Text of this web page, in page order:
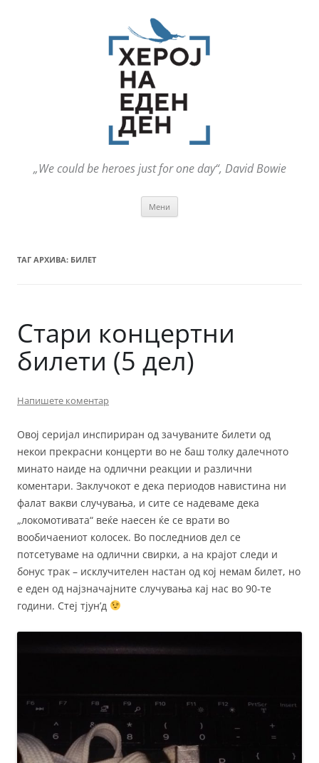
„We could be heroes just for one day“, David Bowie
Мени
ТАГ АРХИВА: БИЛЕТ
Стари концертни
билети (5 дел)
Напишете коментар
Овој серијал инспириран од зачуваните билети од
некои прекрасни концерти во не баш толку далечното
минато наиде на одлични реакции и различни
коментари. Заклучокот е дека периодов навистина ни
фалат вакви случувања, и сите се надеваме дека
„локомотивата“ веќе наесен ќе се врати во
вообичаениот колосек. Во последниов дел се
потсетуваме на одлични свирки, а на крајот следи и
бонус трак – исклучителен настан од кој немам билет, но
е еден од најзначајните случувања кај нас во 90-те
години. Стеј тјун’д